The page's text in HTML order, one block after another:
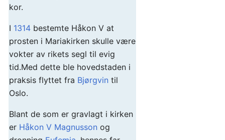
kor.
I 1314 bestemte Håkon V at
prosten i Mariakirken skulle være
vokter av rikets segl til evig
tid.Med dette ble hovedstaden i
praksis flyttet fra Bjørgvin til
Oslo.
Blant de som er gravlagt i kirken
er Håkon V Magnusson og